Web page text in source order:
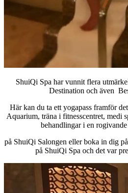
ShuiQi Spa har vunnit flera
Destination och även
Här kan du ta ett yogapass framför
Aquarium, träna i fitnesscentret, medi
behandlingar i en
på ShuiQi Salongen eller boka in dig
på ShuiQi Spa och det var